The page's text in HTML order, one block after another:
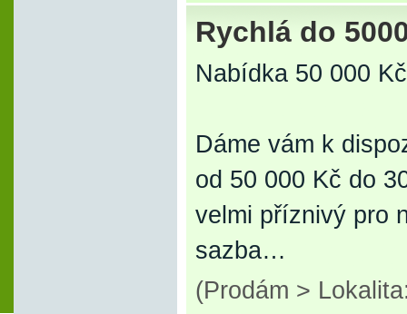
Rychlá do
Nabídka 50 000
Dáme vám k
od 50 000 Kč do
velmi příznivý pro
sazba…
(Prodám >